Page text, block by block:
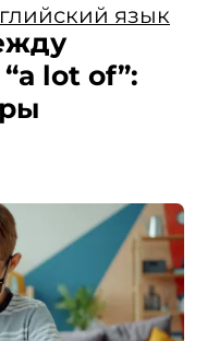
язык
lot of”: